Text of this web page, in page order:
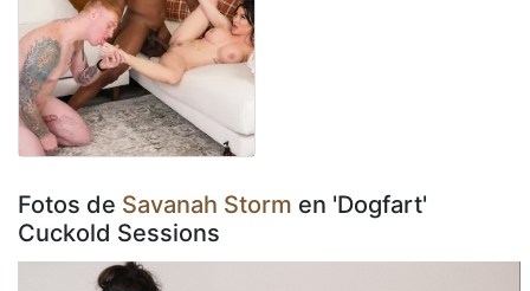
Fotos de Savanah Storm en 'Dogfart'
Cuckold Sessions